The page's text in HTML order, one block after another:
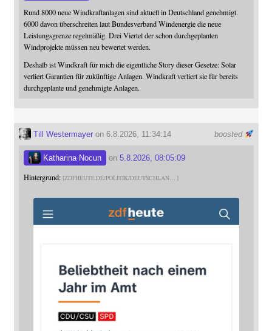
Rund 8000 neue Windkraftanlagen sind aktuell in Deutschland genehmigt.
6000 davon überschreiten laut Bundesverband Windenergie die neue
Leistungsgrenze regelmäßig. Drei Viertel der schon durchgeplanten
Windprojekte müssen neu bewertet werden.
Deshalb ist Windkraft für mich die eigentliche Story dieser Gesetze: Solar
verliert Garantien für zukünftige Anlagen. Windkraft verliert sie für bereits
durchgeplante und genehmigte Anlagen.
boosted
Till Westermayeron 6.8.2026, 11:34:14
Katharina Nocun on 5.8.2026, 08:05:09
Hintergrund: ZDFHEUTE.DE/POLITIK/DEUTSCHLAN